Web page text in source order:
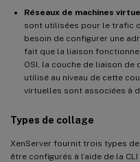
Réseaux de machines
sont utilisées pour le trafic
besoin de configurer une
fait que la liaison
OSI, la couche de liaison de
utilisé au niveau de cette
virtuelles sont associées à
Types de collage
XenServer fournit trois types
être configurés à l’aide de la